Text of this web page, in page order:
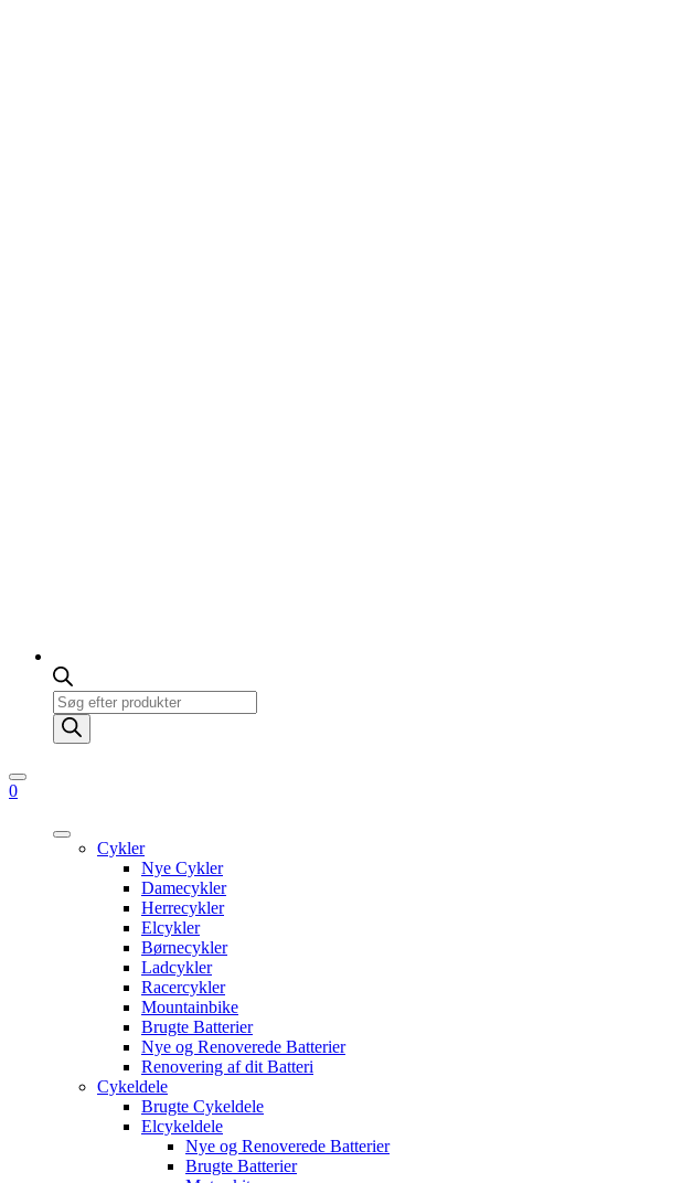
Products
search
0
Cykler
Nye Cykler
Damecykler
Herrecykler
Elcykler
Børnecykler
Ladcykler
Racercykler
Mountainbike
Brugte Batterier
Nye og Renoverede Batterier
Renovering af dit Batteri
Cykeldele
Brugte Cykeldele
Elcykeldele
Nye og Renoverede Batterier
Brugte Batterier